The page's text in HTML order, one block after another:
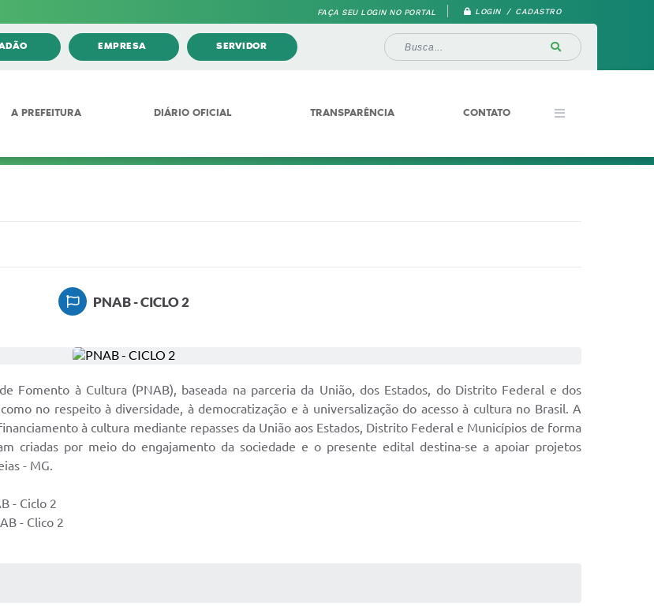
FAÇA SEU LOGIN NO PORTAL LOGIN / CADASTRO
EMPRESA SERVIDOR
A PREFEITURA DIÁRIO OFICIAL TRANSPARÊNCIA CONTATO
PNAB - CICLO 2
Fomento à Cultura (PNAB), baseada na parceria da União, dos Estados, do Distrito Federal e dos
no respeito à diversidade, à democratização e à universalização do acesso à cultura no Brasil. A
à cultura mediante repasses da União aos Estados, Distrito Federal e Municípios de forma
criadas por meio do engajamento da sociedade e o presente edital destina-se a apoiar projetos
- MG.
- Ciclo 2
- Clico 2